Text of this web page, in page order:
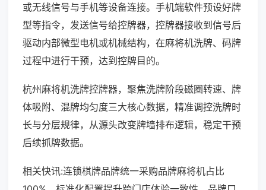
或无线信号与手机等设备连接。手机端软件预设好牌
型等指令，发送信号给控牌器，控牌器接收到信号后
驱动内部微型电机或机械结构，在麻将机洗牌、码牌
过程中进行干预，达到控牌目的。
杭州麻将机洗牌控牌器，聚焦洗牌阶段磁圈转速、牌
体吸附、混牌均匀度三大核心数据，精准调控洗牌时
长与分层规律，从源头改变牌墙排布逻辑，稳定干预
后续抓牌数据。
相关快讯:连锁棋牌品牌统一采购品牌麻将机占比